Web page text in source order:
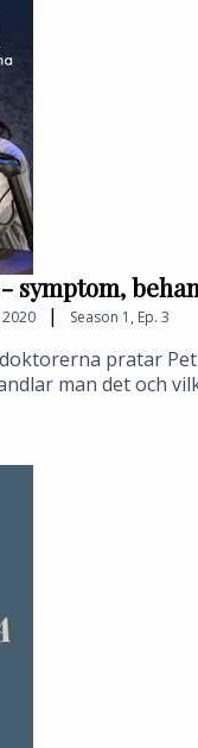
symptom,
| Season 1 , Ep. 3
pratar
man det och